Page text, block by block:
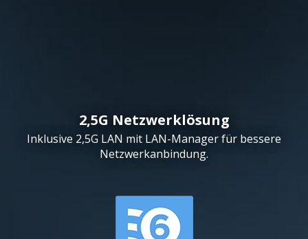
2,5G Netzwerklösung
Inklusive 2,5G LAN mit LAN-Manager für bessere
Netzwerkanbindung.